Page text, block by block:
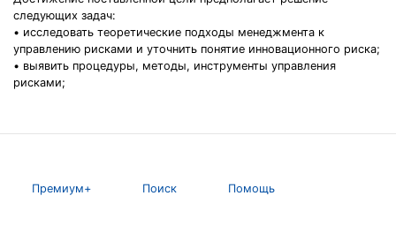
следующих задач:
• исследовать теоретические подходы менеджмента к
управлению рисками и уточнить понятие инновационного риска;
• выявить процедуры, методы, инструменты управления
рисками;
Премиум+ Поиск Помощь